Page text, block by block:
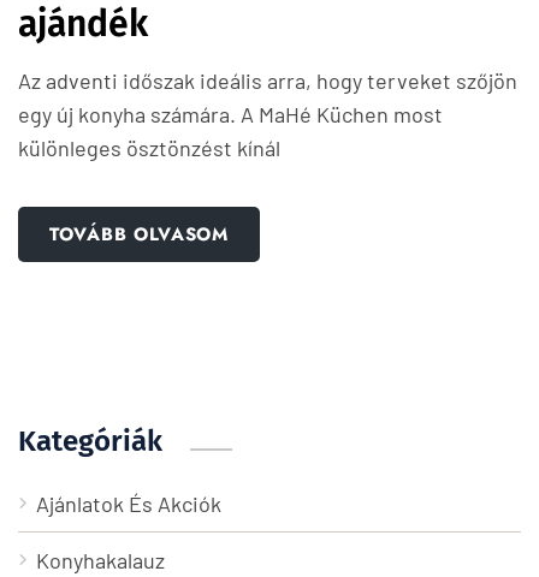
ajándék
Az adventi időszak ideális arra, hogy terveket szőjön
egy új konyha számára. A MaHé Küchen most
különleges ösztönzést kínál
TOVÁBB OLVASOM
Kategóriák
Ajánlatok És Akciók
Konyhakalauz